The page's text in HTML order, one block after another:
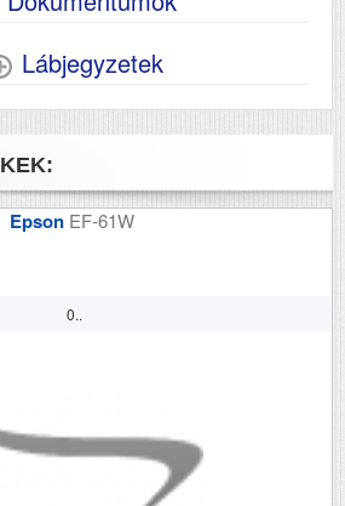
Lábjegyzetek
Epson EF-61W
0..